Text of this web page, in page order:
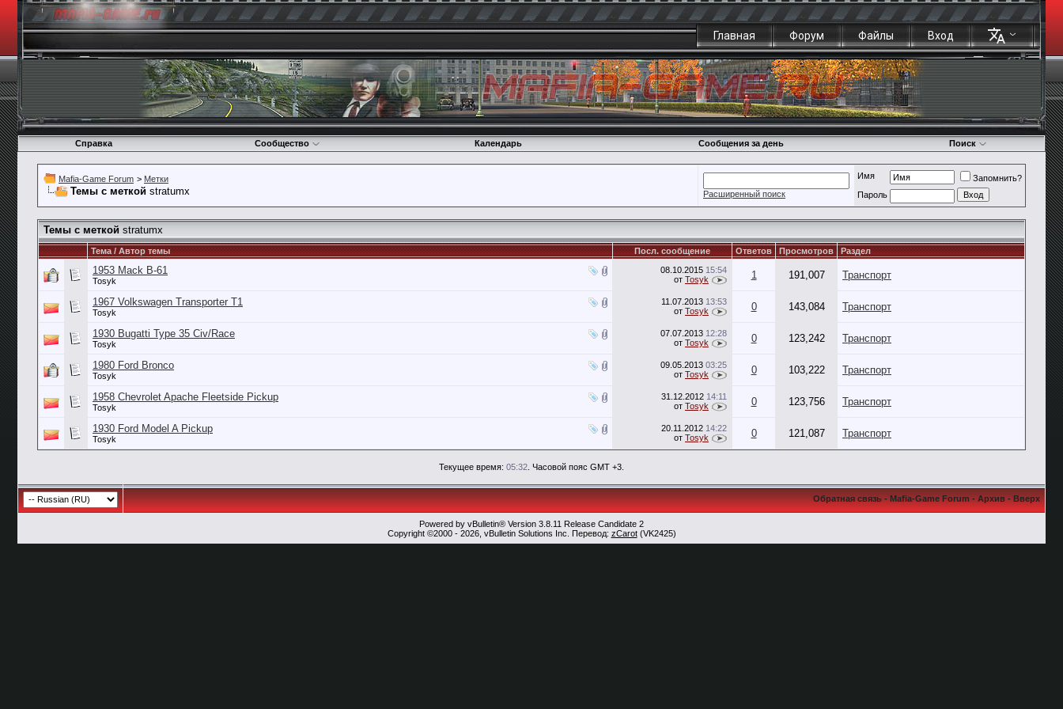
Главная Форум Файлы Вход
Справка Сообщество Календарь Сообщения за день Поиск
Mafia-Game Forum > Метки
Темы с меткой stratumx Расширенный поиск
Имя
Запомнить?
Пароль
Темы с меткой stratumx
Тема / Автор темы Посл. сообщение Ответов Просмотров Раздел
1953 Mack B-61
Tosyk
08.10.2015 15:54
от Tosyk 1 191,007 Транспорт
1967 Volkswagen Transporter T1
Tosyk
11.07.2013 13:53
от Tosyk 0 143,084 Транспорт
1930 Bugatti Type 35 Civ/Race
Tosyk
07.07.2013 12:28
от Tosyk 0 123,242 Транспорт
1980 Ford Bronco
Tosyk
09.05.2013 03:25
от Tosyk 0 103,222 Транспорт
1958 Chevrolet Apache Fleetside Pickup
Tosyk
31.12.2012 14:11
от Tosyk 0 123,756 Транспорт
1930 Ford Model A Pickup
Tosyk
20.11.2012 14:22
от Tosyk 0 121,087 Транспорт
Текущее время: 05:32 . Часовой пояс GMT +3.
Обратная связь-Mafia-Game Forum-Архив-Вверх
Powered by vBulletin® Version 3.8.11 Release Candidate 2
Copyright ©2000 - 2026, vBulletin Solutions Inc. Перевод: zCarot(VK2425)